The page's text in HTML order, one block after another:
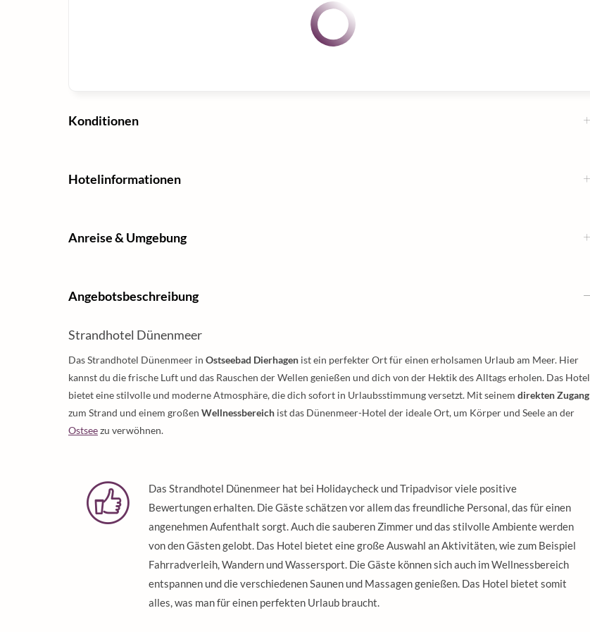
Konditionen
Hotelinformationen
Anreise & Umgebung
Angebotsbeschreibung
Strandhotel Dünenmeer
Das Strandhotel Dünenmeer in Ostseebad Dierhagen ist ein perfekter Ort für einen erholsamen Urlaub am Meer. Hier
kannst du die frische Luft und das Rauschen der Wellen genießen und dich von der Hektik des Alltags erholen. Das Hotel
bietet eine stilvolle und moderne Atmosphäre, die dich sofort in Urlaubsstimmung versetzt. Mit seinem direkten Zugang
zum Strand und einem großen Wellnessbereich ist das Dünenmeer-Hotel der ideale Ort, um Körper und Seele an der
Ostseezu verwöhnen.
Das Strandhotel Dünenmeer hat bei Holidaycheck und Tripadvisor viele positive
Bewertungen erhalten. Die Gäste schätzen vor allem das freundliche Personal, das für einen
angenehmen Aufenthalt sorgt. Auch die sauberen Zimmer und das stilvolle Ambiente werden
von den Gästen gelobt. Das Hotel bietet eine große Auswahl an Aktivitäten, wie zum Beispiel
Fahrradverleih, Wandern und Wassersport. Die Gäste können sich auch im Wellnessbereich
entspannen und die verschiedenen Saunen und Massagen genießen. Das Hotel bietet somit
alles, was man für einen perfekten Urlaub braucht.